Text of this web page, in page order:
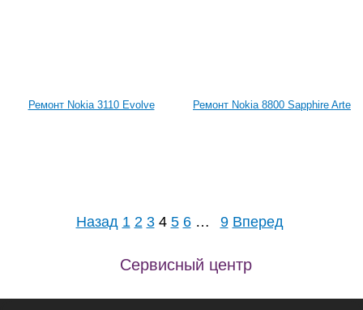
Ремонт Nokia 3110 Evolve Ремонт Nokia 8800 Sapphire Arte
Назад 1 2 3 4 5 6 … 9 Вперед
Сервисный центр